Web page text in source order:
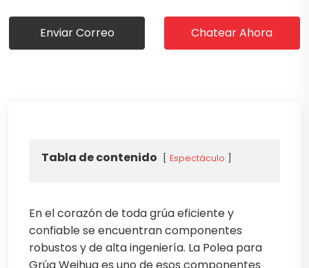
Enviar Correo Chatear Ahora
Tabla de contenido Espectáculo
En el corazón de toda grúa eficiente y
confiable se encuentran componentes
robustos y de alta ingeniería. La Polea para
Grúa Weihua es uno de esos componentes